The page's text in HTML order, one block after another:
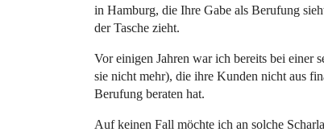
in Hamburg, die Ihre Gabe als Berufung
der Tasche zieht.
Vor einigen Jahren war ich bereits bei einer
sie nicht mehr), die ihre Kunden nicht aus
Berufung beraten hat.
Auf keinen Fall möchte ich an solche